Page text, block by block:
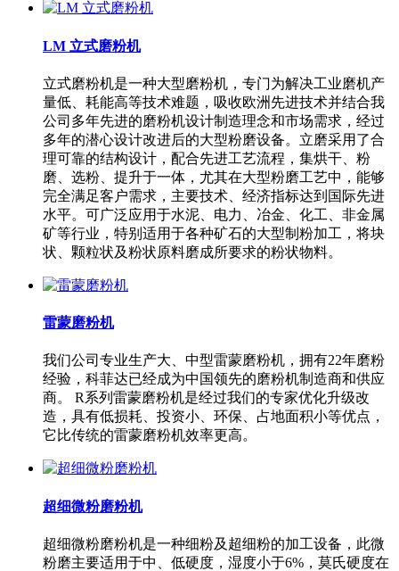
LM 立式磨粉机
立式磨粉机是一种大型磨粉机，专门为解决工业磨机产
量低、耗能高等技术难题，吸收欧洲先进技术并结合我
公司多年先进的磨粉机设计制造理念和市场需求，经过
多年的潜心设计改进后的大型粉磨设备。立磨采用了合
理可靠的结构设计，配合先进工艺流程，集烘干、粉
磨、选粉、提升于一体，尤其在大型粉磨工艺中，能够
完全满足客户需求，主要技术、经济指标达到国际先进
水平。可广泛应用于水泥、电力、冶金、化工、非金属
矿等行业，特别适用于各种矿石的大型制粉加工，将块
状、颗粒状及粉状原料磨成所要求的粉状物料。
雷蒙磨粉机
我们公司专业生产大、中型雷蒙磨粉机，拥有22年磨粉
经验，科菲达已经成为中国领先的磨粉机制造商和供应
商。 R系列雷蒙磨粉机是经过我们的专家优化升级改
造，具有低损耗、投资小、环保、占地面积小等优点，
它比传统的雷蒙磨粉机效率更高。
超细微粉磨粉机
超细微粉磨粉机是一种细粉及超细粉的加工设备，此微
粉磨主要适用于中、低硬度，湿度小于6%，莫氏硬度在